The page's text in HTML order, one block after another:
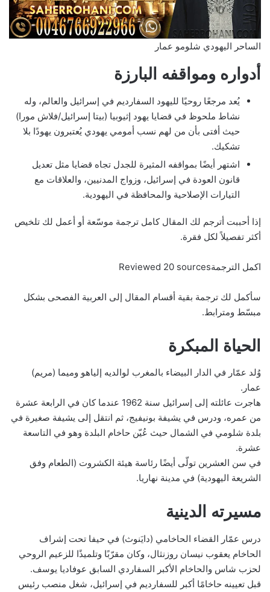
الساحر اليهودي شلومو عمار
أدواره ومواقفه البارزة
يُعد مرجعًا روحيًا لليهود السفارديم في إسرائيل والعالم، وله
نشاط ملحوظ في قضايا يهود إثيوبيا (بيتا إسرائيل/فلاش مورا)
حيث أفتى بأن من لهم نسب أمومي يهودي يُعتبرون يهودًا بلا
تشكيك.
اشتهر أيضًا بمواقفه المثيرة للجدل تجاه قضايا مثل تعديل
قانون العودة في إسرائيل، وزواج المدنيين، والعلاقات مع
التيارات الإصلاحية والمحافظة في اليهودية.
إذا أحببت أترجم لك المقال كامل ترجمة موسّعة أو أعمل لك تلخيص
أكثر تفصيلاً لكل فقرة.
اكمل الترجمةReviewed 20 sources
سأكمل لك ترجمة بقية أقسام المقال إلى العربية الفصحى بشكل
مبسّط ومترابط.
الحياة المبكرة
وُلد عمّار في الدار البيضاء بالمغرب لوالديه إلياهو وميما (مريم)
عمار.
هاجرت عائلته إلى إسرائيل سنة 1962 عندما كان في الرابعة عشرة
من عمره، ودرس في يشيفة بونيفيج، ثم انتقل إلى يشيفة صغيرة في
بلدة شلومي في الشمال حيث عُيّن حاخام البلدة وهو في التاسعة
عشرة.
في سن العشرين تولّى أيضًا رئاسة هيئة الكشروت (الطعام وفق
الشريعة اليهودية) في مدينة نهاريا.
مسيرته الدينية
درس عمّار القضاء الحاخامي (دايَنوث) في حيفا تحت إشراف
الحاخام يعقوب نيسان روزنثال، وكان مقرّبًا وتلميذًا للزعيم الروحي
لحزب شاس والحاخام الأكبر السفاردي السابق عوفاديا يوسف.
قبل تعيينه حاخامًا أكبر للسفارديم في إسرائيل، شغل منصب رئيس